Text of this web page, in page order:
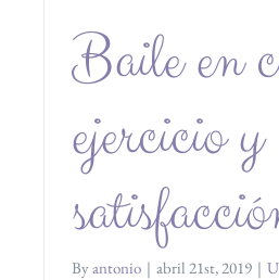
Baile en
ejercicio y
Byantonio | abril 21st, 2019 |